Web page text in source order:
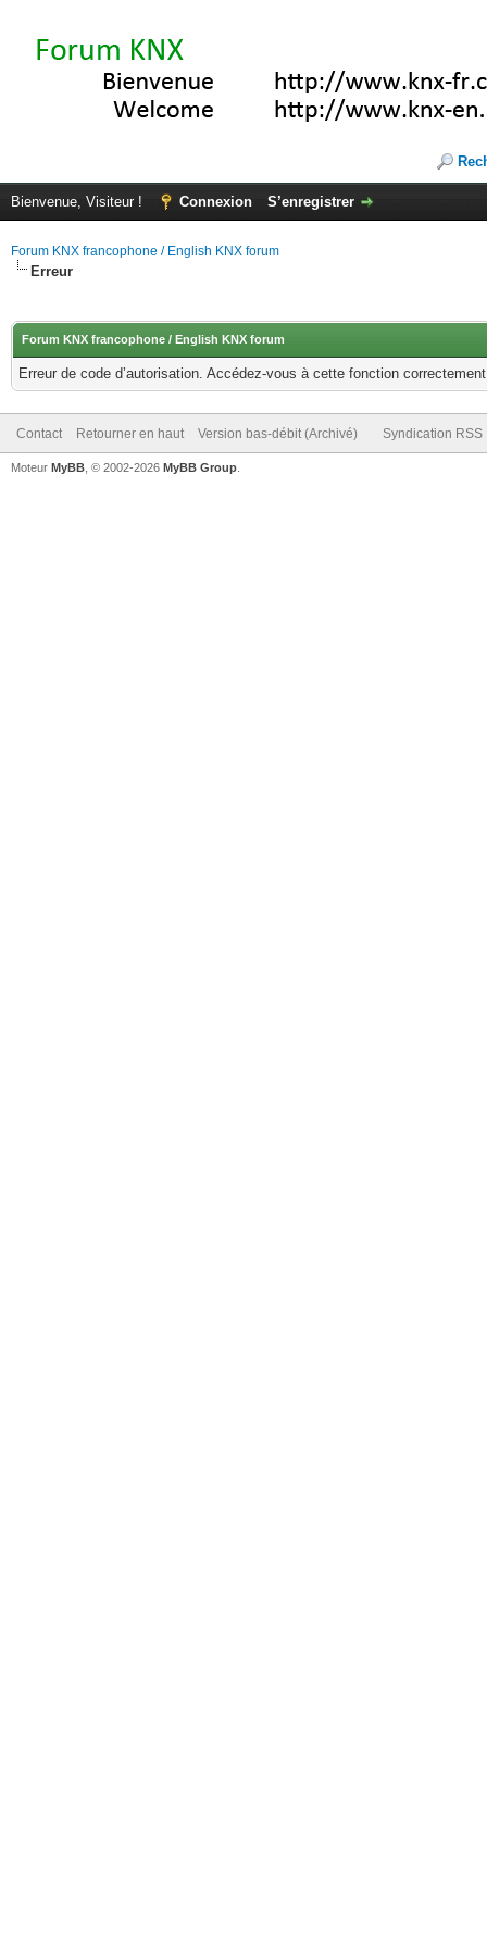
Bienvenue, Visiteur ! Connexion S’enregistrer
Forum KNX francophone / English KNX forum
Erreur
Forum KNX francophone / English KNX forum
Erreur de code d’autorisation. Accédez-vous à cette fonction
Contact Retourner en haut Version bas-débit (Archivé) Syndication RSS
Moteur MyBB , © 2002-2026 MyBB Group